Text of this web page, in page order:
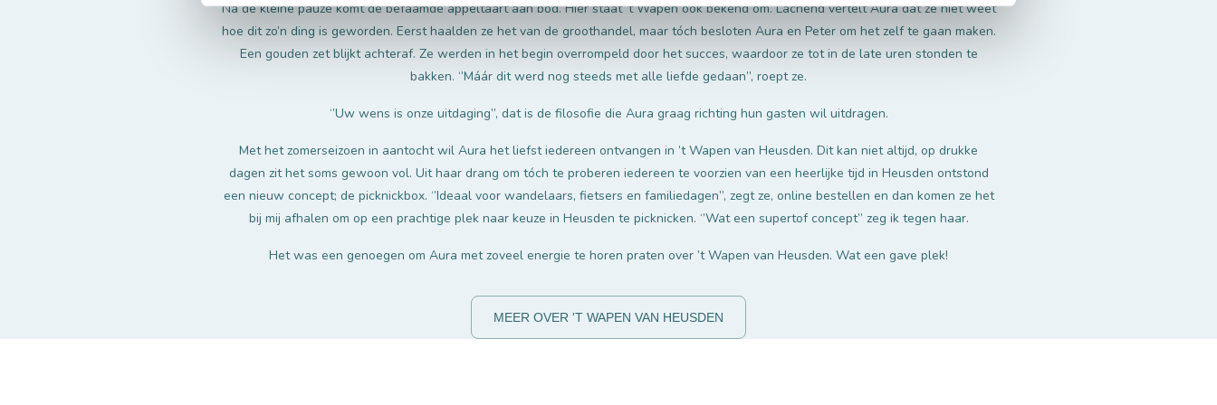
Na de kleine pauze komt de befaamde appeltaart aan bod. Hier staat ’t Wapen óók bekend om. Lachend vertelt Aura dat ze niet weet
hoe dit zo’n ding is geworden. Eerst haalden ze het van de groothandel, maar tóch besloten Aura en Peter om het zelf te gaan maken.
Een gouden zet blijkt achteraf. Ze werden in het begin overrompeld door het succes, waardoor ze tot in de late uren stonden te
bakken. ‘’Máár dit werd nog steeds met alle liefde gedaan’’, roept ze.
‘’Uw wens is onze uitdaging’’, dat is de filosofie die Aura graag richting hun gasten wil uitdragen.
Met het zomerseizoen in aantocht wil Aura het liefst iedereen ontvangen in ’t Wapen van Heusden. Dit kan niet altijd, op drukke
dagen zit het soms gewoon vol. Uit haar drang om tóch te proberen iedereen te voorzien van een heerlijke tijd in Heusden ontstond
een nieuw concept; de picknickbox. ‘’Ideaal voor wandelaars, fietsers en familiedagen’’, zegt ze, online bestellen en dan komen ze het
bij mij afhalen om op een prachtige plek naar keuze in Heusden te picknicken. ‘’Wat een supertof concept’’ zeg ik tegen haar.
Het was een genoegen om Aura met zoveel energie te horen praten over ’t Wapen van Heusden. Wat een gave plek!
MEER OVER 'T WAPEN VAN HEUSDEN